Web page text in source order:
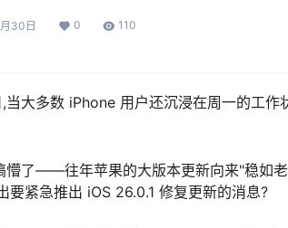
30日 0 110
大多数 iPhone 用户还沉浸在周一的工作
懵了——往年苹果的大版本更新向来"稳如
要紧急推出 iOS 26.0.1 修复更新的消息?